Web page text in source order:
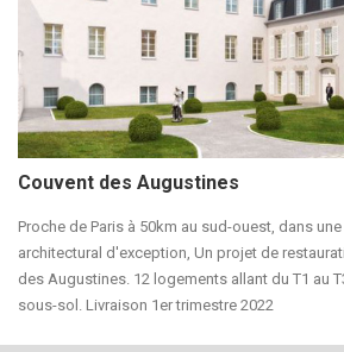
Couvent des Augustines
Proche de Paris à 50km au sud-ouest, dans
architectural d'exception, Un projet de
des Augustines. 12 logements allant du T1 au
sous-sol. Livraison 1er trimestre 2022